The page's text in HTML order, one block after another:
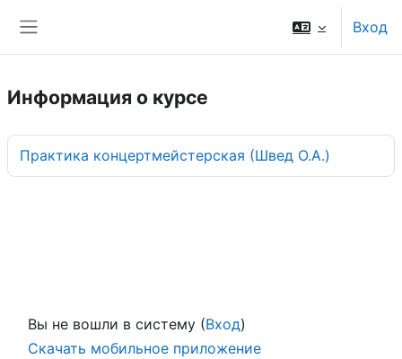
Вход
Информация о курсе
Практика концертмейстерская (Швед О.А.)
Вы не вошли в систему (Вход)
Скачать мобильное приложение